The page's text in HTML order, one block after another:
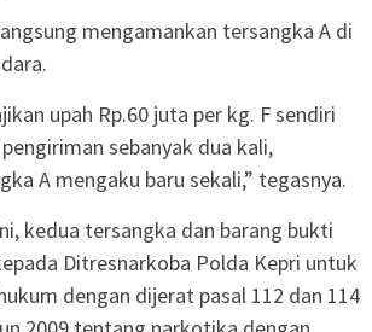
mengamankan tersangka A di
upah Rp.60 juta per kg. F sendiri
sebanyak dua kali,
A mengaku baru sekali,” tegasnya.
kedua tersangka dan barang bukti
Ditresnarkoba Polda Kepri untuk
dengan dijerat pasal 112 dan 114